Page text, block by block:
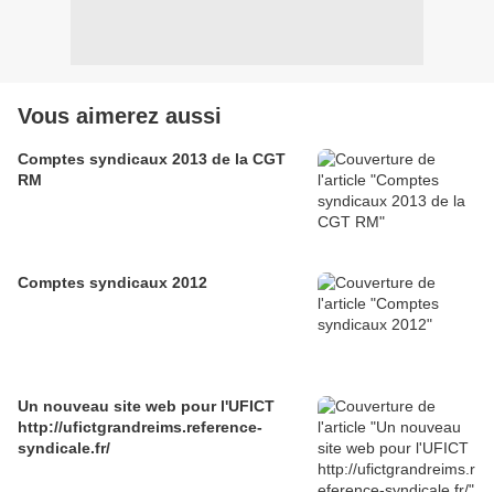
Vous aimerez aussi
Comptes syndicaux 2013 de la CGT
RM
Comptes syndicaux 2012
Un nouveau site web pour l'UFICT
http://ufictgrandreims.reference-
syndicale.fr/